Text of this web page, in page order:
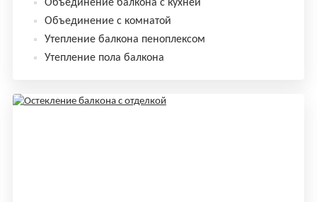
Объединение балкона с кухней
Объединение с комнатой
Утепление балкона пеноплексом
Утепление пола балкона